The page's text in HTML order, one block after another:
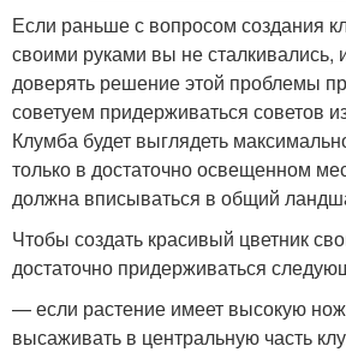
Если раньше с вопросом создания
своими руками вы не сталкивались,
доверять решение этой проблемы
советуем придерживаться советов
Клумба будет выглядеть
только в достаточно освещенном
должна вписываться в общий
Чтобы создать красивый цветник
достаточно придерживаться
— если растение имеет высокую
высаживать в центральную часть